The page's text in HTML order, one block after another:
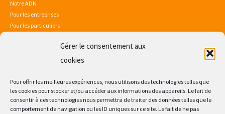
Gérer le consentement aux
cookies
Pour offrir les meilleures expériences, nous utilisons des technologies telles que
les cookies pour stocker et/ou accéder aux informations des appareils. Le fait de
consentir à ces technologies nous permettra de traiter des données telles que le
comportement de navigation ou les ID uniques sur ce site. Le fait de ne pas
Notre ADN
Pour les entreprises
Pour les particuliers
Politique de confidentialité
Consultez notre certificat Qualiopi